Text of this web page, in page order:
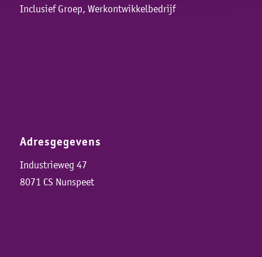
Inclusief Groep, Werkontwikkelbedrijf
Adresgegevens
Industrieweg 47
8071 CS Nunspeet